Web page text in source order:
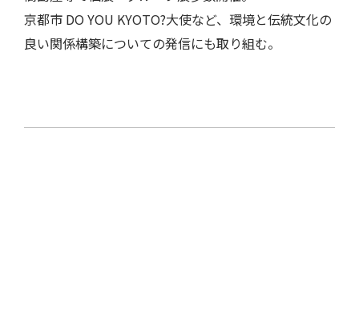
京都市 DO YOU KYOTO?大使など、環境と伝統文化の
良い関係構築についての発信にも取り組む。